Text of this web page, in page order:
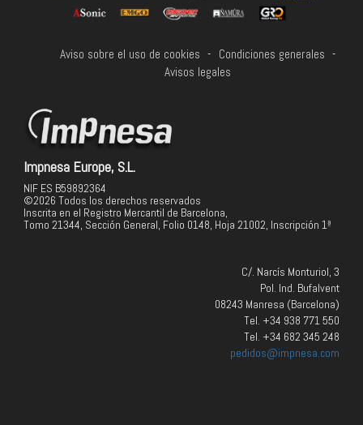
Aviso sobre el uso de cookies - Condiciones generales -
Avisos legales
Impnesa Europe, S.L.
NIF ES B59892364
©2026 Todos los derechos reservados
Inscrita en el Registro Mercantil de Barcelona,
Tomo 21344, Sección General, Folio 0148, Hoja 21002, Inscripción 1ª
C/. Narcís Monturiol, 3
Pol. Ind. Bufalvent
08243 Manresa (Barcelona)
Tel. +34 938 771 550
Tel. +34 682 345 248
pedidos@impnesa.com